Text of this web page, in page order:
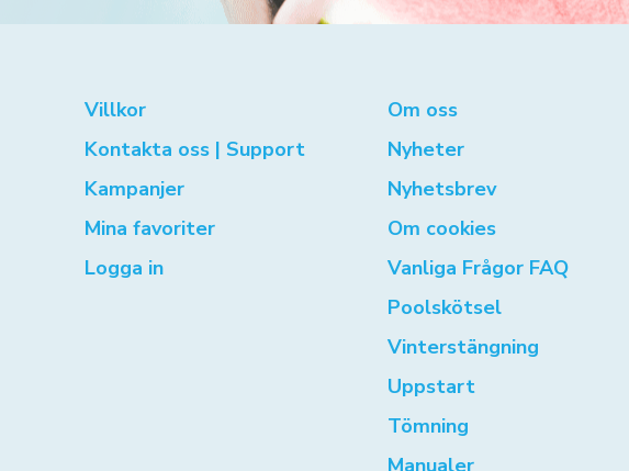
Villkor
Kontakta oss | Support
Kampanjer
Mina favoriter
Logga in
Om oss
Nyheter
Nyhetsbrev
Om cookies
Vanliga Frågor FAQ
Poolskötsel
Vinterstängning
Uppstart
Tömning